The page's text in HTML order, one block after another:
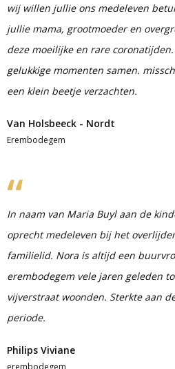
wij willen jullie ons medeleven
jullie mama, grootmoeder en
deze moeilijke en rare
gelukkige momenten samen.
een klein beetje verzachten.
Van Holsbeeck - Nordt
Erembodegem
In naam van Maria Buyl aan de
oprecht medeleven bij het
familielid. Nora is altijd een
erembodegem vele jaren geleden
vijverstraat woonden. Sterkte aan
periode.
Philips Viviane
erembodegem